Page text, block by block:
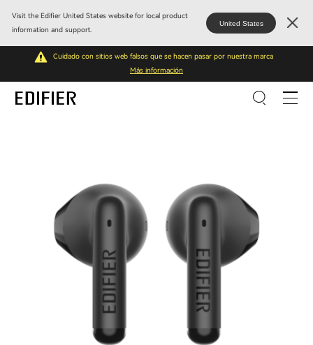
Visit the Edifier United States website for local product
information and support.
United States
Cuidado con sitios web falsos que se hacen pasar por nuestra marca
Más información